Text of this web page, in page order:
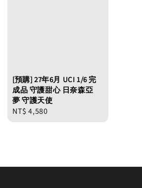
[預購] 27年6月 UCI 1/6 完
成品 守護甜心 日奈森亞
夢 守護天使
Regular
NT$ 4,580